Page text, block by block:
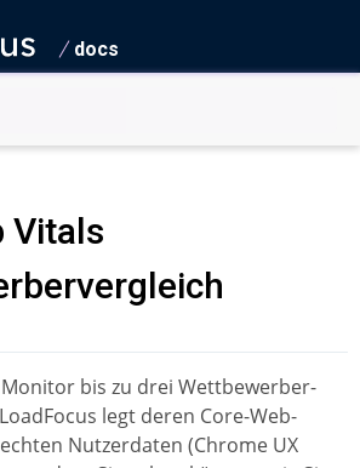
docs
Vitals
Monitor bis zu drei Wettbewerber-
legt deren Core-Web-
Nutzerdaten (Chrome UX